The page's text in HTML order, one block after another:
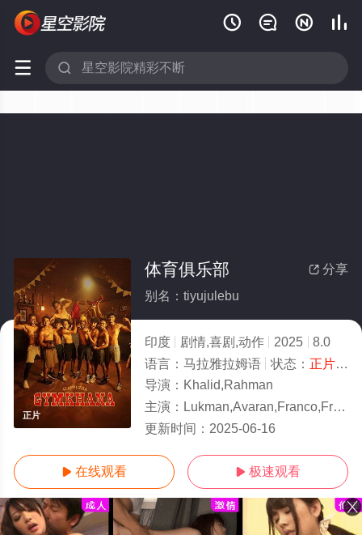
   
 
正片
 分享
体育俱乐部
别名：tiyujulebu
印度 剧情,喜剧,动作 2025
8.0
语言： 马拉雅拉姆语 状态： 正片/高清
导演： Khalid,Rahman
主演： Lukman,Avaran,Franco,Francis,Noila,Francy
更新时间： 2025-06-16
 在线观看  极速观看